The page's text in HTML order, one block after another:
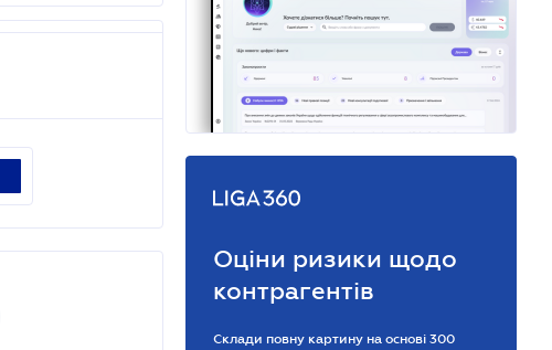
Оціни ризики щодо
контрагентів
Склади повну картину на основі 300